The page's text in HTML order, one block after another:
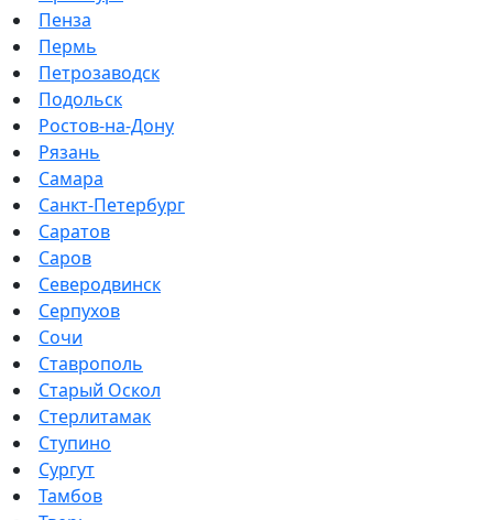
Пенза
Пермь
Петрозаводск
Подольск
Ростов-на-Дону
Рязань
Самара
Санкт-Петербург
Саратов
Саров
Северодвинск
Серпухов
Сочи
Ставрополь
Старый Оскол
Стерлитамак
Ступино
Сургут
Тамбов